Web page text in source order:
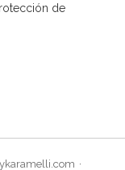
de